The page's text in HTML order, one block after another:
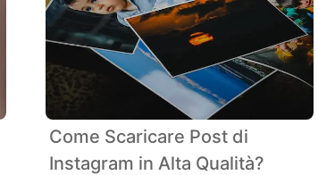
Come Scaricare Post di
Instagram in Alta Qualità?